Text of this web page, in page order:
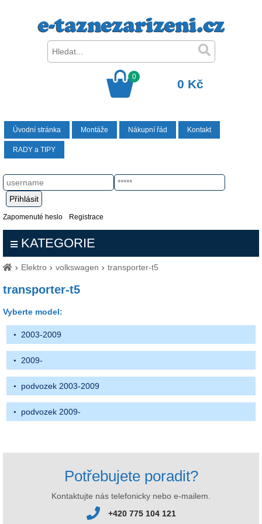
0
0 Kč
Úvodní stránka Montáže Nákupní řád Kontakt
RADY a TIPY
Zapomenuté heslo Registrace
KATEGORIE
Elektro volkswagen transporter-t5
transporter-t5
Vyberte model:
2003-2009
2009-
podvozek 2003-2009
podvozek 2009-
Potřebujete poradit?
Kontaktujte nás telefonicky nebo e-mailem.
+420 775 104 121